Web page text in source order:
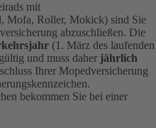
mit
Mofa, Roller, Mokick) sind Sie
abzuschließen. Die
(1. März des laufenden
und muss daher jährlich
Ihrer Mopedversicherung
bekommen Sie bei einer